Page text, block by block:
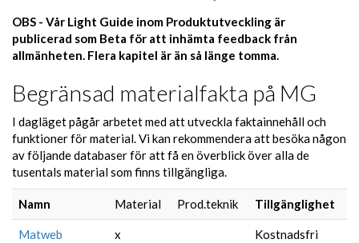
OBS - Vår Light Guide inom Produktutveckling är
publicerad som Beta för att inhämta feedback från
allmänheten. Flera kapitel är än så länge tomma.
Begränsad materialfakta på MG
I dagläget pågår arbetet med att utveckla faktainnehåll och
funktioner för material. Vi kan rekommendera att besöka någon
av följande databaser för att få en överblick över alla de
tusentals material som finns tillgängliga.
Namn Material Prod.teknik Tillgänglighet
Matweb x Kostnadsfri